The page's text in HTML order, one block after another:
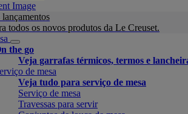
todos os novos produtos da Le Creuset.
the go
Veja garrafas térmicos, termos e
de mesa
Veja tudo para serviço de mesa
Serviço de mesa
Travessas para servir